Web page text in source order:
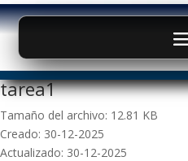
tarea1
Tamaño del archivo: 12.81 KB
Creado: 30-12-2025
Actualizado: 30-12-2025